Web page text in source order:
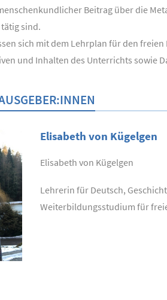
Beitrag über die
sind.
sich mit dem Lehrplan für den
und Inhalten des Unterrichts sowie
Elisabeth von Kügelgen
Elisabeth von Kügelgen
Lehrerin für Deutsch,
Weiterbildungsstudium für